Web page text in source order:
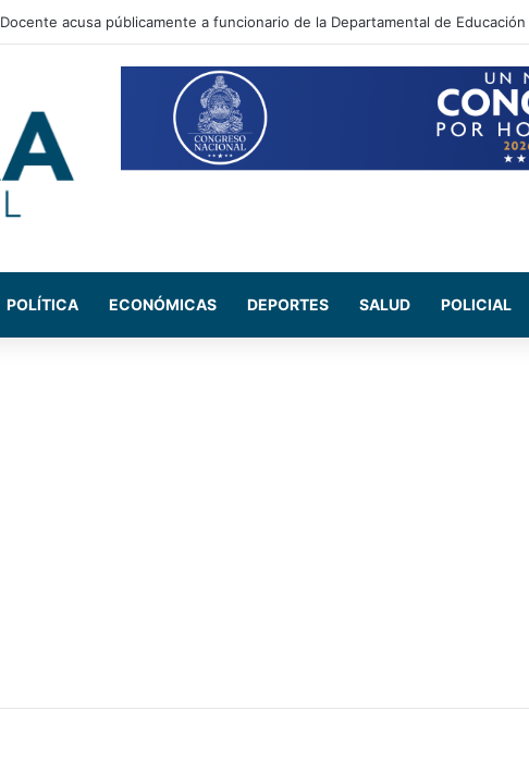
La exdiputada Maribel Espinoza arremete contra el expresidente Juan
POLÍTICA ECONÓMICAS DEPORTES SALUD POLICIAL